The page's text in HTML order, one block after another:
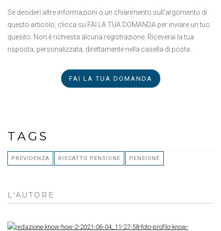
Se desideri altre informazioni o un chiarimento sull'argomento di
questo articolo, clicca su FAI LA TUA DOMANDA per inviare un tuo
quesito. Non è richiesta alcuna registrazione. Riceverai la tua
risposta, personalizzata, direttamente nella casella di posta.
FAI LA TUA DOMANDA
TAGS
PREVIDENZA RISCATTO PENSIONE PENSIONE
L'AUTORE